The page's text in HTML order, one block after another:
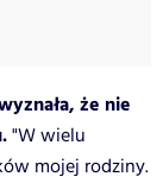
że nie
"W wielu
mojej rodziny.